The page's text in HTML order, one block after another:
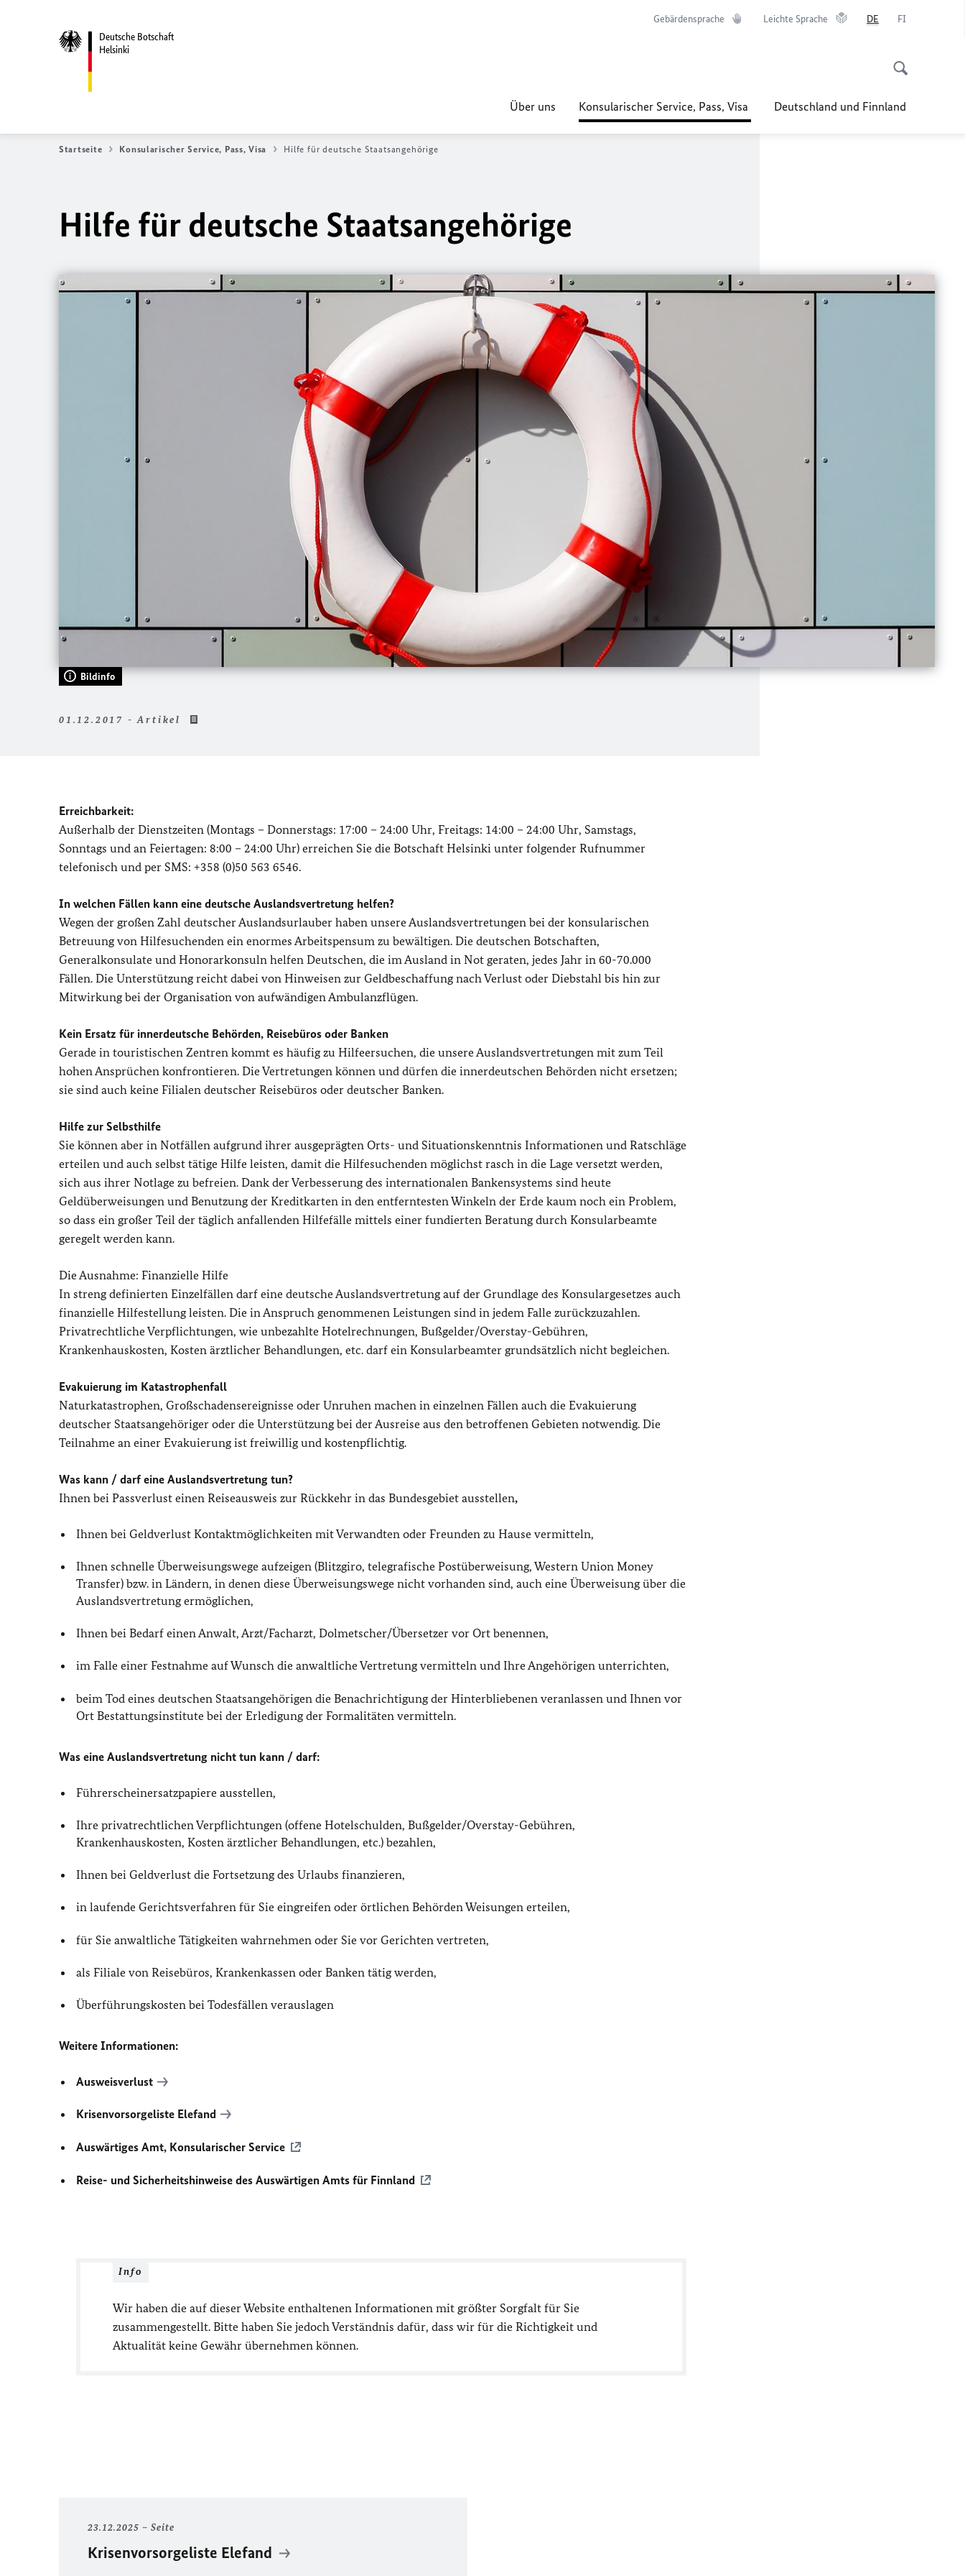
Deutsche Botschaft
Helsinki
Gebärdensprache Leichte Sprache DE FI
Über uns Konsularischer Service, Pass, Visa Deutschland und Finnland
Startseite Konsularischer Service, Pass, Visa Hilfe für deutsche Staatsangehörige
Hilfe für deutsche Staatsangehörige
Bildinfo
01.12.2017 - Artikel
Erreichbarkeit:
Außerhalb der Dienstzeiten (Montags – Donnerstags: 17:00 – 24:00 Uhr, Freitags: 14:00 – 24:00 Uhr, Samstags,
Sonntags und an Feiertagen: 8:00 – 24:00 Uhr) erreichen Sie die Botschaft Helsinki unter folgender Rufnummer
telefonisch und per SMS: +358 (0)50 563 6546.
In welchen Fällen kann eine deutsche Auslandsvertretung helfen?
Wegen der großen Zahl deutscher Auslandsurlauber haben unsere Auslandsvertretungen bei der konsularischen
Betreuung von Hilfesuchenden ein enormes Arbeitspensum zu bewältigen. Die deutschen Botschaften,
Generalkonsulate und Honorarkonsuln helfen Deutschen, die im Ausland in Not geraten, jedes Jahr in 60-70.000
Fällen. Die Unterstützung reicht dabei von Hinweisen zur Geldbeschaffung nach Verlust oder Diebstahl bis hin zur
Mitwirkung bei der Organisation von aufwändigen Ambulanzflügen.
Kein Ersatz für innerdeutsche Behörden, Reisebüros oder Banken
Gerade in touristischen Zentren kommt es häufig zu Hilfeersuchen, die unsere Auslandsvertretungen mit zum Teil
hohen Ansprüchen konfrontieren. Die Vertretungen können und dürfen die innerdeutschen Behörden nicht ersetzen;
sie sind auch keine Filialen deutscher Reisebüros oder deutscher Banken.
Hilfe zur Selbsthilfe
Sie können aber in Notfällen aufgrund ihrer ausgeprägten Orts- und Situationskenntnis Informationen und Ratschläge
erteilen und auch selbst tätige Hilfe leisten, damit die Hilfesuchenden möglichst rasch in die Lage versetzt werden,
sich aus ihrer Notlage zu befreien. Dank der Verbesserung des internationalen Bankensystems sind heute
Geldüberweisungen und Benutzung der Kreditkarten in den entferntesten Winkeln der Erde kaum noch ein Problem,
so dass ein großer Teil der täglich anfallenden Hilfefälle mittels einer fundierten Beratung durch Konsularbeamte
geregelt werden kann.
Die Ausnahme: Finanzielle Hilfe
In streng definierten Einzelfällen darf eine deutsche Auslandsvertretung auf der Grundlage des Konsulargesetzes auch
finanzielle Hilfestellung leisten. Die in Anspruch genommenen Leistungen sind in jedem Falle zurückzuzahlen.
Privatrechtliche Verpflichtungen, wie unbezahlte Hotelrechnungen, Bußgelder/Overstay-Gebühren,
Krankenhauskosten, Kosten ärztlicher Behandlungen, etc. darf ein Konsularbeamter grundsätzlich nicht begleichen.
Evakuierung im Katastrophenfall
Naturkatastrophen, Großschadensereignisse oder Unruhen machen in einzelnen Fällen auch die Evakuierung
deutscher Staatsangehöriger oder die Unterstützung bei der Ausreise aus den betroffenen Gebieten notwendig. Die
Teilnahme an einer Evakuierung ist freiwillig und kostenpflichtig.
Was kann / darf eine Auslandsvertretung tun?
Ihnen bei Passverlust einen Reiseausweis zur Rückkehr in das Bundesgebiet ausstellen,
Ihnen bei Geldverlust Kontaktmöglichkeiten mit Verwandten oder Freunden zu Hause vermitteln,
Ihnen schnelle Überweisungswege aufzeigen (Blitzgiro, telegrafische Postüberweisung, Western Union Money
Transfer) bzw. in Ländern, in denen diese Überweisungswege nicht vorhanden sind, auch eine Überweisung über die
Auslandsvertretung ermöglichen,
Ihnen bei Bedarf einen Anwalt, Arzt/Facharzt, Dolmetscher/Übersetzer vor Ort benennen,
im Falle einer Festnahme auf Wunsch die anwaltliche Vertretung vermitteln und Ihre Angehörigen unterrichten,
beim Tod eines deutschen Staatsangehörigen die Benachrichtigung der Hinterbliebenen veranlassen und Ihnen vor
Ort Bestattungsinstitute bei der Erledigung der Formalitäten vermitteln.
Was eine Auslandsvertretung nicht tun kann / darf:
Führerscheinersatzpapiere ausstellen,
Ihre privatrechtlichen Verpflichtungen (offene Hotelschulden, Bußgelder/Overstay-Gebühren,
Krankenhauskosten, Kosten ärztlicher Behandlungen, etc.) bezahlen,
Ihnen bei Geldverlust die Fortsetzung des Urlaubs finanzieren,
in laufende Gerichtsverfahren für Sie eingreifen oder örtlichen Behörden Weisungen erteilen,
für Sie anwaltliche Tätigkeiten wahrnehmen oder Sie vor Gerichten vertreten,
als Filiale von Reisebüros, Krankenkassen oder Banken tätig werden,
Überführungskosten bei Todesfällen verauslagen
Weitere Informationen:
Ausweisverlust
Krisenvorsorgeliste Elefand
Auswärtiges Amt, Konsularischer Service
Reise- und Sicherheitshinweise des Auswärtigen Amts für Finnland
Info
Wir haben die auf dieser Website enthaltenen Informationen mit größter Sorgfalt für Sie
zusammengestellt. Bitte haben Sie jedoch Verständnis dafür, dass wir für die Richtigkeit und
Aktualität keine Gewähr übernehmen können.
23.12.2025 Seite
Krisenvorsorgeliste Elefand